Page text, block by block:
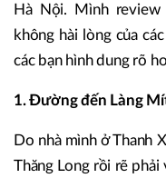
Hà Nội. Mình
không hài lòng của
các bạn hình dung rõ
1. Đường đến Làng
Do nhà mình ở Thanh
Thăng Long rồi rẽ